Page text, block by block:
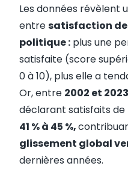
Les données révèlent
entresatisfaction
politique: plus une
satisfaite (score
0 à 10), plus elle a
Or, entre 2002 et 2023
déclarant satisfaits de
41 % à 45 %,
glissement global
dernières années.